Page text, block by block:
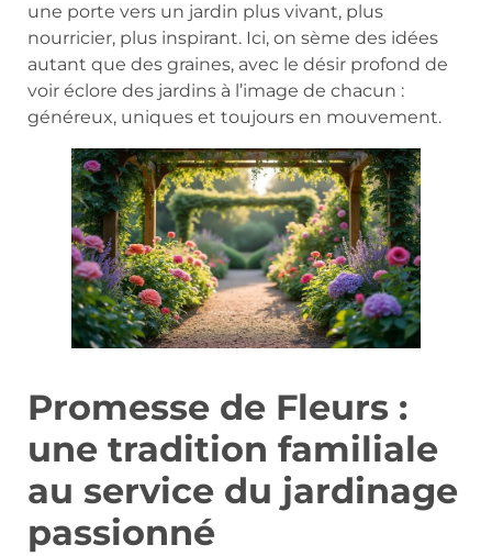
une porte vers un jardin plus vivant, plus
nourricier, plus inspirant. Ici, on sème des idées
autant que des graines, avec le désir profond de
voir éclore des jardins à l’image de chacun :
généreux, uniques et toujours en mouvement.
Promesse de Fleurs :
une tradition familiale
au service du jardinage
passionné